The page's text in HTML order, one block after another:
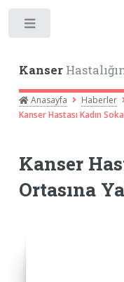
Kanser
Anasayfa
Haberler
Kanser Hastası Kadın
Kanser
Ortasına